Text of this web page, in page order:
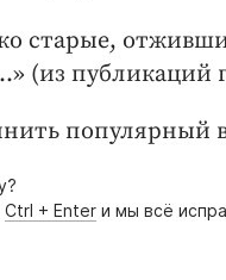
старые,
(из публикаций
популярный
Ctrl + Enter и мы всё